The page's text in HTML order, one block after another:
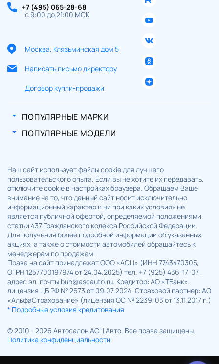
+7 (495) 065-28-68
с 9:00 до 21:00 МСК
Москва, Клязьминская дом 5
Написать письмо директору
Договор купли-продажи
ПОПУЛЯРНЫЕ МАРКИ
ПОПУЛЯРНЫЕ МОДЕЛИ
Наш сайт использует файлы cookie для лучшего
пользовательского опыта. Если вы не хотите их передавать,
отключите cookie в настройках браузера. Обращаем Ваше
внимание на то, что данный сайт носит исключительно
информационный характер и ни при каких условиях не
является публичной офертой, определяемой положениями
статьи 437 Гражданского кодекса Российской Федерации.
Для получения более подробной информации об указанных
акциях, а также о стоимости автомобилей обращайтесь к
менеджерам по продажам.
Права на сайт принадлежат ООО «АСЦ» (ИНН 7743470305,
ОГРН 1257700197974 от 24.04.2025) тел. +7 (925) 436-17-07 ,
адрес эл. почты buh@ascauto.ru. Кредитор: АО «ТБанк»,
лицензия ЦБ РФ № 2673 от 09.07.2024. Страховой партнер: АО
«АльфаСтрахование» (лицензия ОС № 2239-03 от 13.11.2017 г.)
* Подробные условия кредитования
© 2010 - 2026 Автосалон АСЦ Авто. Все права защищены.
Политика конфиденциальности